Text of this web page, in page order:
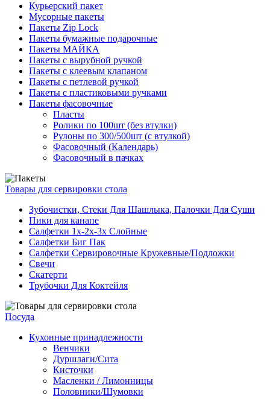
Курьерский пакет
Мусорные пакеты
Пакеты Zip Lock
Пакеты бумажные подарочные
Пакеты МАЙКА
Пакеты с вырубной ручкой
Пакеты с клеевым клапаном
Пакеты с петлевой ручкой
Пакеты с пластиковыми ручками
Пакеты фасовочные
Пласты
Ролики по 100шт (без втулки)
Рулоны по 300/500шт (с втулкой)
Фасовочный (Календарь)
Фасовочный в пачках
Товары для сервировки стола
Зубочистки, Стеки Для Шашлыка, Палочки Для Суши
Пики для канапе
Салфетки 1х-2х-3х Слойные
Салфетки Биг Пак
Салфетки Сервировочные Кружевные/Подложки
Свечи
Скатерти
Трубочки Для Коктейля
Посуда
Кухонные принадлежности
Венчики
Дуршлаги/Сита
Кисточки
Масленки / Лимонницы
Половники/Шумовки